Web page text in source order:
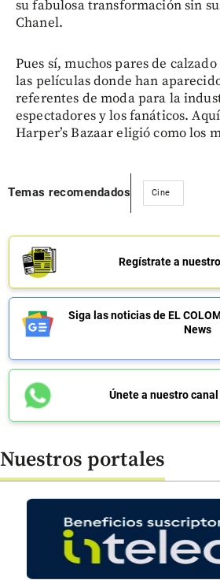
su fabulosa transformación sin
Chanel.
Pues sí, muchos pares de
las películas donde han
referentes de moda para la
espectadores y los fanáticos.
Harper’s Bazaar eligió como los
Temas recomendados Cine
Regístrate a
Siga las noticias de EL
News
Únete a nuestro
Nuestros portales